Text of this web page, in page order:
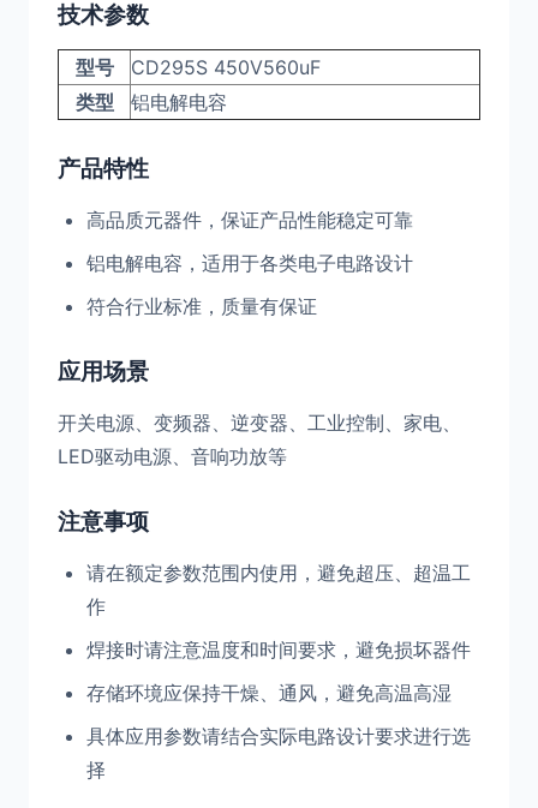
技术参数
型号
CD295S 450V560uF
类型
铝电解电容
产品特性
高品质元器件，保证产品性能稳定可靠
铝电解电容，适用于各类电子电路设计
符合行业标准，质量有保证
应用场景
开关电源、变频器、逆变器、工业控制、家电、
LED驱动电源、音响功放等
注意事项
请在额定参数范围内使用，避免超压、超温工
作
焊接时请注意温度和时间要求，避免损坏器件
存储环境应保持干燥、通风，避免高温高湿
具体应用参数请结合实际电路设计要求进行选
择